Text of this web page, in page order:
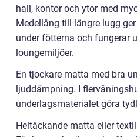
hall, kontor och ytor med
Medellång till längre lugg
under fötterna och fungerar
loungemiljöer.
En tjockare matta med bra
ljuddämpning. I
underlagsmaterialet göra
Heltäckande matta eller